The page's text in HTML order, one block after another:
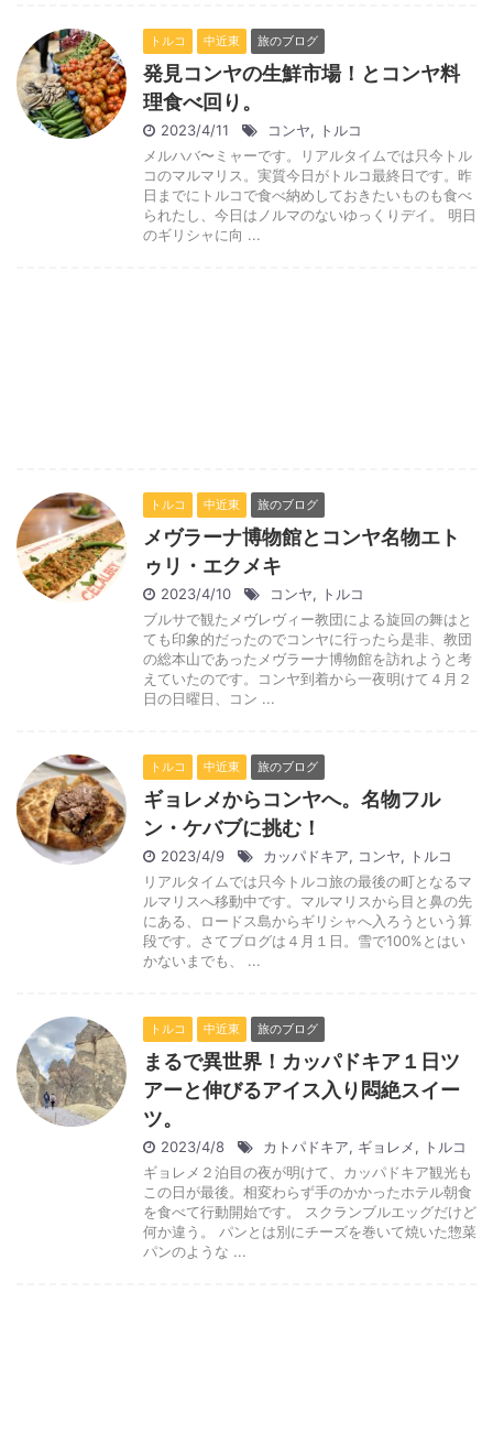
トルコ 中近東 旅のブログ
発見コンヤの生鮮市場！とコンヤ料
理食べ回り。
2023/4/11 コンヤ, トルコ
メルハバ〜ミャーです。リアルタイムでは只今トル
コのマルマリス。実質今日がトルコ最終日です。昨
日までにトルコで食べ納めしておきたいものも食べ
られたし、今日はノルマのないゆっくりデイ。 明日
のギリシャに向 ...
トルコ 中近東 旅のブログ
メヴラーナ博物館とコンヤ名物エト
ゥリ・エクメキ
2023/4/10 コンヤ, トルコ
ブルサで観たメヴレヴィー教団による旋回の舞はと
ても印象的だったのでコンヤに行ったら是非、教団
の総本山であったメヴラーナ博物館を訪れようと考
えていたのです。コンヤ到着から一夜明けて４月２
日の日曜日、コン ...
トルコ 中近東 旅のブログ
ギョレメからコンヤへ。名物フル
ン・ケバブに挑む！
2023/4/9 カッパドキア, コンヤ, トルコ
リアルタイムでは只今トルコ旅の最後の町となるマ
ルマリスへ移動中です。マルマリスから目と鼻の先
にある、ロードス島からギリシャへ入ろうという算
段です。さてブログは４月１日。雪で100%とはい
かないまでも、 ...
トルコ 中近東 旅のブログ
まるで異世界！カッパドキア１日ツ
アーと伸びるアイス入り悶絶スイー
ツ。
2023/4/8 カトパドキア, ギョレメ, トルコ
ギョレメ２泊目の夜が明けて、カッパドキア観光も
この日が最後。相変わらず手のかかったホテル朝食
を食べて行動開始です。 スクランブルエッグだけど
何か違う。 パンとは別にチーズを巻いて焼いた惣菜
パンのような ...